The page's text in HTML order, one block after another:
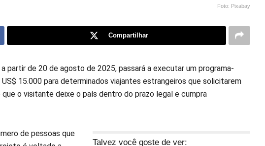
Foto: Pixabay
Compartilhar
partir de 20 de agosto de 2025, passará a executar um programa-
15.000 para determinados viajantes estrangeiros que solicitarem
o visitante deixe o país dentro do prazo legal e cumpra
Talvez você goste de ver:
de pessoas que